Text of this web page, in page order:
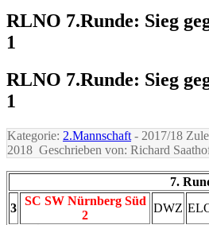
RLNO 7.Runde: Sieg
1
RLNO 7.Runde: Sieg
1
Kategorie: 2.Mannschaft - 2017/18
2018 Geschrieben von: Richard
7.
3
SC SW Nürnberg Süd
2
DWZ